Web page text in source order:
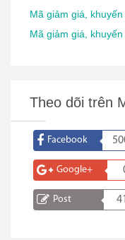
Mã giảm giá,
Mã giảm giá,
Theo dõi trên
Facebook
Google+
Post 41